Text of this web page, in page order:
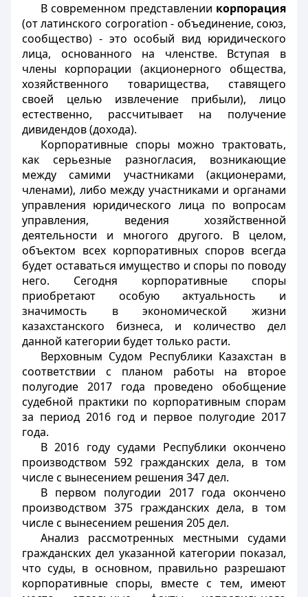
В современном представлении корпорация
(от латинского corporation - объединение, союз,
сообщество) - это особый вид юридического
лица, основанного на членстве. Вступая в
члены корпорации (акционерного общества,
хозяйственного товарищества, ставящего
своей целью извлечение прибыли), лицо
естественно, рассчитывает на получение
дивидендов (дохода).
Корпоративные споры можно трактовать,
как серьезные разногласия, возникающие
между самими участниками (акционерами,
членами), либо между участниками и органами
управления юридического лица по вопросам
управления, ведения хозяйственной
деятельности и многого другого. В целом,
объектом всех корпоративных споров всегда
будет оставаться имущество и споры по поводу
него. Сегодня корпоративные споры
приобретают особую актуальность и
значимость в экономической жизни
казахстанского бизнеса, и количество дел
данной категории будет только расти.
Верховным Судом Республики Казахстан в
соответствии с планом работы на второе
полугодие 2017 года проведено обобщение
судебной практики по корпоративным спорам
за период 2016 год и первое полугодие 2017
года.
В 2016 году судами Республики окончено
производством 592 гражданских дела, в том
числе с вынесением решения 347 дел.
В первом полугодии 2017 года окончено
производством 375 гражданских дела, в том
числе с вынесением решения 205 дел.
Анализ рассмотренных местными судами
гражданских дел указанной категории показал,
что суды, в основном, правильно разрешают
корпоративные споры, вместе с тем, имеют